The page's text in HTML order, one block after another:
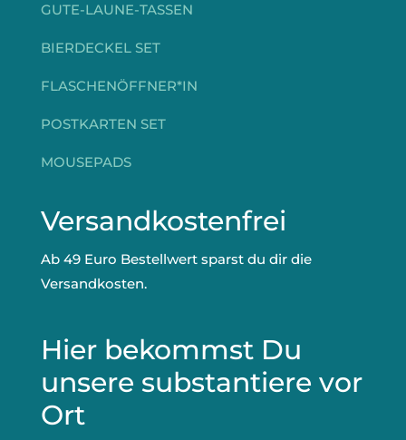
GUTE-LAUNE-TASSEN
BIERDECKEL SET
FLASCHENÖFFNER*IN
POSTKARTEN SET
MOUSEPADS
Versandkostenfrei
Ab 49 Euro Bestellwert sparst du dir die
Versandkosten.
Hier bekommst Du
unsere substantiere vor
Ort